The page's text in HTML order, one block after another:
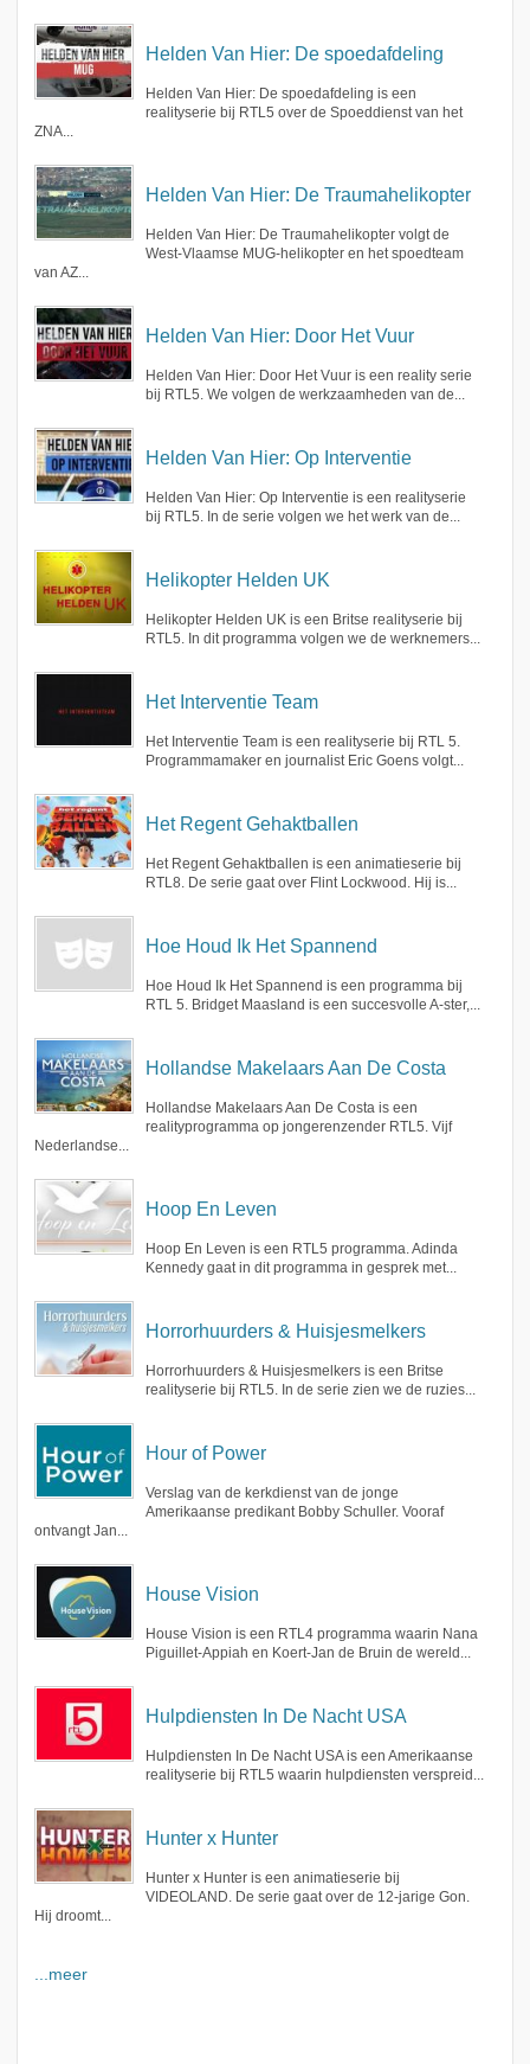
Helden Van Hier: De spoedafdeling
Helden Van Hier: De spoedafdeling is een
realityserie bij RTL5 over de Spoeddienst van het
ZNA...
Helden Van Hier: De Traumahelikopter
Helden Van Hier: De Traumahelikopter volgt de
West-Vlaamse MUG-helikopter en het spoedteam
van AZ...
Helden Van Hier: Door Het Vuur
Helden Van Hier: Door Het Vuur is een reality serie
bij RTL5. We volgen de werkzaamheden van de...
Helden Van Hier: Op Interventie
Helden Van Hier: Op Interventie is een realityserie
bij RTL5. In de serie volgen we het werk van de...
Helikopter Helden UK
Helikopter Helden UK is een Britse realityserie bij
RTL5. In dit programma volgen we de werknemers...
Het Interventie Team
Het Interventie Team is een realityserie bij RTL 5.
Programmamaker en journalist Eric Goens volgt...
Het Regent Gehaktballen
Het Regent Gehaktballen is een animatieserie bij
RTL8. De serie gaat over Flint Lockwood. Hij is...
Hoe Houd Ik Het Spannend
Hoe Houd Ik Het Spannend is een programma bij
RTL 5. Bridget Maasland is een succesvolle A-ster,...
Hollandse Makelaars Aan De Costa
Hollandse Makelaars Aan De Costa is een
realityprogramma op jongerenzender RTL5. Vijf
Nederlandse...
Hoop En Leven
Hoop En Leven is een RTL5 programma. Adinda
Kennedy gaat in dit programma in gesprek met...
Horrorhuurders & Huisjesmelkers
Horrorhuurders & Huisjesmelkers is een Britse
realityserie bij RTL5. In de serie zien we de ruzies...
Hour of Power
Verslag van de kerkdienst van de jonge
Amerikaanse predikant Bobby Schuller. Vooraf
ontvangt Jan...
House Vision
House Vision is een RTL4 programma waarin Nana
Piguillet-Appiah en Koert-Jan de Bruin de wereld...
Hulpdiensten In De Nacht USA
Hulpdiensten In De Nacht USA is een Amerikaanse
realityserie bij RTL5 waarin hulpdiensten verspreid...
Hunter x Hunter
Hunter x Hunter is een animatieserie bij
VIDEOLAND. De serie gaat over de 12-jarige Gon.
Hij droomt...
...meer